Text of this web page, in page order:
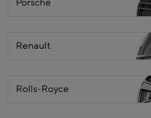
Porsche
Renault
Rolls-Royce